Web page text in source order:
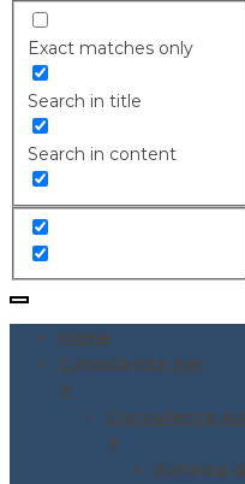
Exact matches only
Search in title
Search in content
Home
Consulenze per
▼
Consulenze
▼
Sistema